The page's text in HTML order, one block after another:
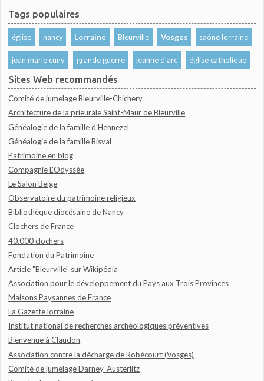
Tags populaires
église nancy Lorraine Bleurville Vosges saône lorraine
jean marie cuny grande guerre jeanne d'arc église catholique
Sites Web recommandés
Comité de jumelage Bleurville-Chichery
Architecture de la prieurale Saint-Maur de Bleurville
Généalogie de la famille d'Hennezel
Généalogie de la famille Bisval
Patrimoine en blog
Compagnie L'Odyssée
Le Salon Beige
Observatoire du patrimoine religieux
Bibliothèque diocésaine de Nancy
Clochers de France
40.000 clochers
Fondation du Patrimoine
Article "Bleurville" sur Wikipédia
Association pour le développement du Pays aux Trois Provinces
Maisons Paysannes de France
La Gazette lorraine
Institut national de recherches archéologiques préventives
Bienvenue à Claudon
Association contre la décharge de Robécourt (Vosges)
Comité de jumelage Darney-Austerlitz